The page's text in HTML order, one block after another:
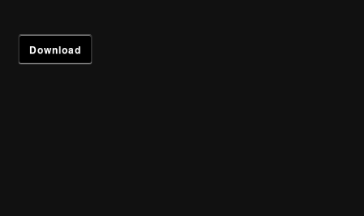
Download